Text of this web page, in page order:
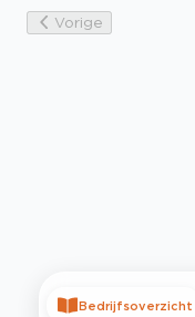
Vorige
Bedrijfsoverzicht